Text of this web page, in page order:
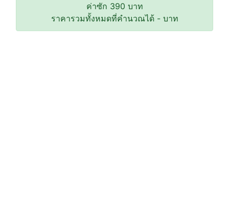
ค่าซัก 390 บาท
ราคารวมทั้งหมดที่คำนวณได้ -บาท